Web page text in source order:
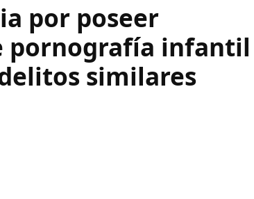
por poseer
pornografía infantil
similares